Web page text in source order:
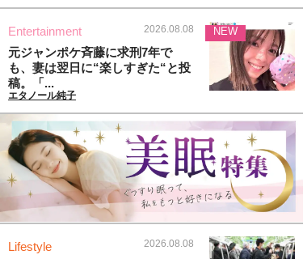
Entertainment 2026.08.08
元ジャンポケ斉藤に求刑7年で
も、妻は翌日に“楽しすぎた“と投
稿。「...
エタノール純子
NEW
Lifestyle 2026.08.08